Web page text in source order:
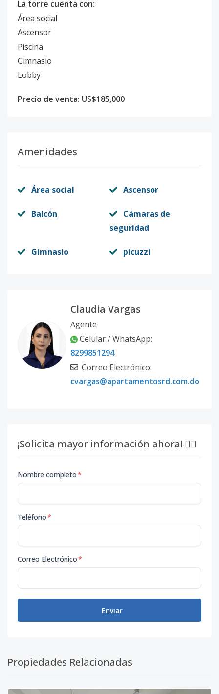
La torre cuenta con:
Área social
Ascensor
Piscina
Gimnasio
Lobby
Precio de venta: US$185,000
Amenidades
Área social Ascensor
Balcón
Cámaras de
seguridad
Gimnasio picuzzi
Claudia Vargas
Agente
Celular / WhatsApp:
8299851294
Correo Electrónico:
cvargas@apartamentosrd.com.do
¡Solicita mayor información ahora! 👇🏽
Nombre completo*
Teléfono*
Correo Electrónico*
Enviar
Propiedades Relacionadas